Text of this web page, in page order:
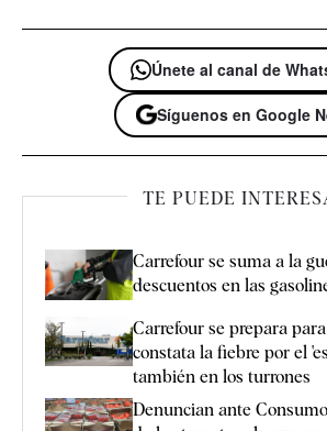
Únete al canal de
Síguenos en Google
TE PUEDE
Carrefour se suma a la
descuentos en las
Carrefour se prepara
constata la fiebre por el
también en los turrones
Denuncian ante